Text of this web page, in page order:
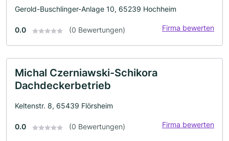
Gerold-Buschlinger-Anlage 10, 65239 Hochheim
0.0 (0 Bewertungen) Firma bewerten
Michal Czerniawski-Schikora
Dachdeckerbetrieb
Keltenstr. 8, 65439 Flörsheim
0.0 (0 Bewertungen) Firma bewerten